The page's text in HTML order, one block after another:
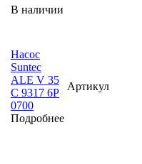
В наличии
Насос
Suntec
ALE V 35
C 9317 6P
0700
Подробнее
Артикул